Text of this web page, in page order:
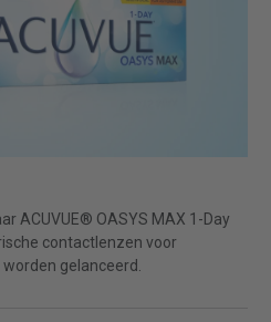
ACUVUE® OASYS MAX 1-Day
contactlenzen voor
gelanceerd.